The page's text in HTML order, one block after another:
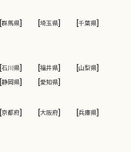
[群馬県] [埼玉県] [千葉県]
[石川県] [福井県] [山梨県]
[静岡県] [愛知県]
[京都府] [大阪府] [兵庫県]